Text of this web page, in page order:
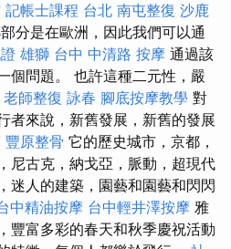
記帳士課程 台北 南屯整復 沙鹿
分是在歐洲，因此我們可以通
雄獅 台中 中清路 按摩 通過該
個問題。 也許這種二元性，嚴
老師整復 詠春 腳底按摩教學 對
者來說，新舊發展，新舊的發展
豐原整骨 它的歷史城市，京都，
尼古克，納戈亞，脈動，超現代
迷人的建築，園藝和園藝和閃閃
中精油按摩 台中輕井澤按摩 雅
豐富多彩的春天和秋季慶祝活動